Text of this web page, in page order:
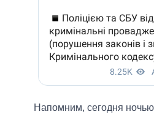
Напомним, сегодня